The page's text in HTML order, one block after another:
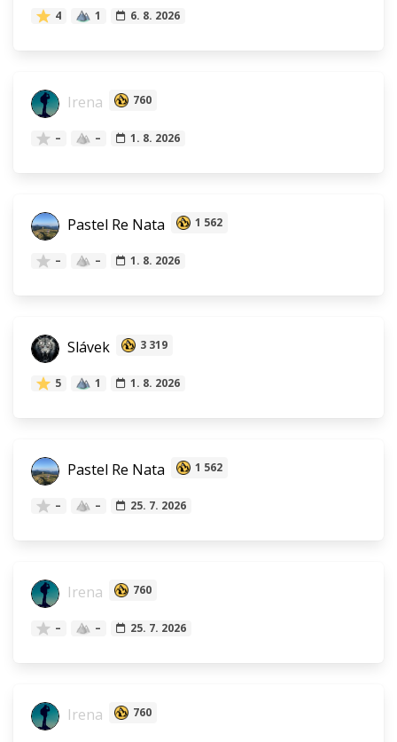
4 1 6. 8. 2026
Irena 760
– – 1. 8. 2026
Pastel Re Nata 1 562
– – 1. 8. 2026
Slávek 3 319
5 1 1. 8. 2026
Pastel Re Nata 1 562
– – 25. 7. 2026
Irena 760
– – 25. 7. 2026
Irena 760